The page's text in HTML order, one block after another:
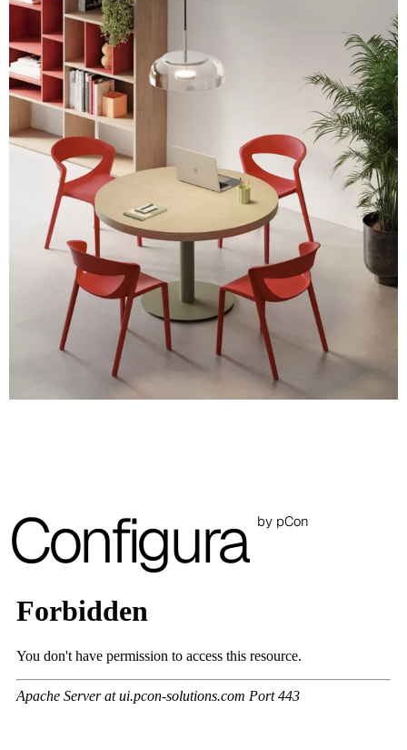
Turchese
NCS S 4010-B50G
Tortora
RAL 1019
Grigio chiaro
RAL 9018
RAL 1027
PANTONE 405 C
RAL 050 50 30
RAL 7022
Bianco
Beige
Le immagini presenti sono indicative, si consiglia sempre di
consultare la cartella con i campioni reali.
Configura by pCon